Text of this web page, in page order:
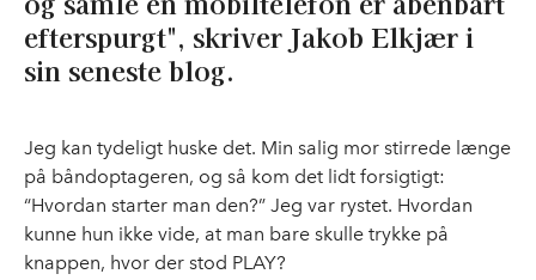
efterspurgt", skriver Jakob Elkjær i
sin seneste blog.
Jeg kan tydeligt huske det. Min salig mor stirrede længe
på båndoptageren, og så kom det lidt forsigtigt:
“Hvordan starter man den?” Jeg var rystet. Hvordan
kunne hun ikke vide, at man bare skulle trykke på
knappen, hvor der stod PLAY?